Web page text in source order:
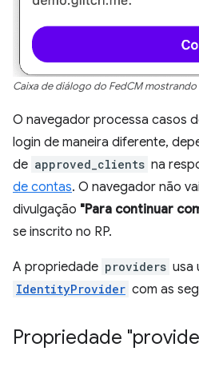
Caixa de diálogo do FedCM
O navegador processa casos
login de maneira diferente,
de approved_clients na
de contas. O navegador não
divulgação "Para continuar
se inscrito no RP.
A propriedade providers usa
IdentityProvider com as
Propriedade